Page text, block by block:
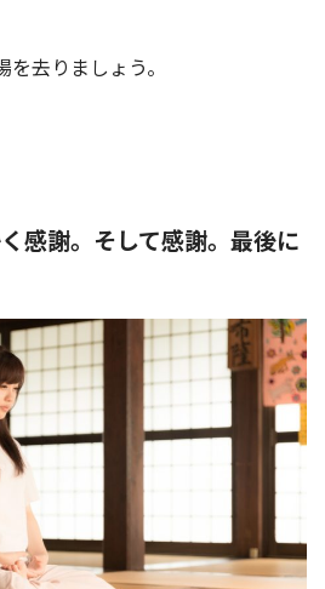
去りましょう。
感謝。そして感謝。最後に